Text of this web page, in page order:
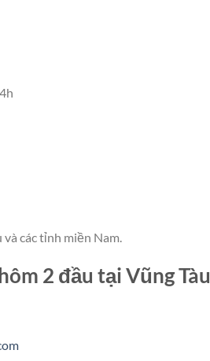
các tỉnh miền Nam.
2 đầu tại Vũng Tàu